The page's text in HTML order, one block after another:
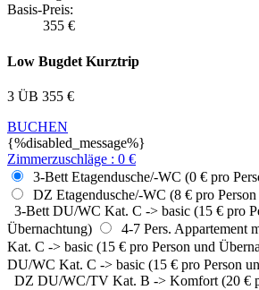
Basis-Preis:
355 €
Low Bugdet Kurztrip
3 ÜB 355 €
BUCHEN
{%disabled_message%}
Zimmerzuschläge : 0 €
3-Bett Etagendusche/-WC (0 € pro
DZ Etagendusche/-WC (8 € pro
3-Bett DU/WC Kat. C -> basic (15 € pro
Übernachtung)
4-7 Pers. Appartement
Kat. C -> basic (15 € pro Person und
DU/WC Kat. C -> basic (15 € pro Person
DZ DU/WC/TV Kat. B -> Komfort (20 €